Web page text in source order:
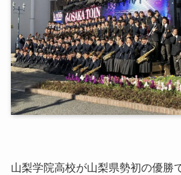
山梨学院高校が山梨県勢初の優勝